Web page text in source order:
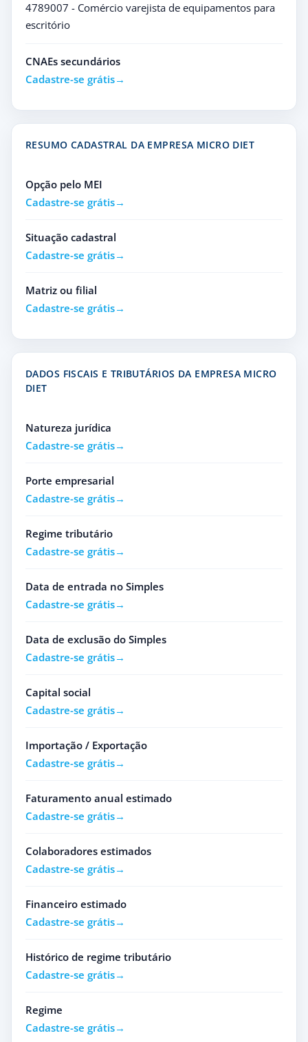
4789007 - Comércio varejista de equipamentos para
escritório
CNAEs secundários
Cadastre-se grátis
RESUMO CADASTRAL DA EMPRESA MICRO DIET
Opção pelo MEI
Cadastre-se grátis
Situação cadastral
Cadastre-se grátis
Matriz ou filial
Cadastre-se grátis
DADOS FISCAIS E TRIBUTÁRIOS DA EMPRESA MICRO
DIET
Natureza jurídica
Cadastre-se grátis
Porte empresarial
Cadastre-se grátis
Regime tributário
Cadastre-se grátis
Data de entrada no Simples
Cadastre-se grátis
Data de exclusão do Simples
Cadastre-se grátis
Capital social
Cadastre-se grátis
Importação / Exportação
Cadastre-se grátis
Faturamento anual estimado
Cadastre-se grátis
Colaboradores estimados
Cadastre-se grátis
Financeiro estimado
Cadastre-se grátis
Histórico de regime tributário
Cadastre-se grátis
Regime
Cadastre-se grátis